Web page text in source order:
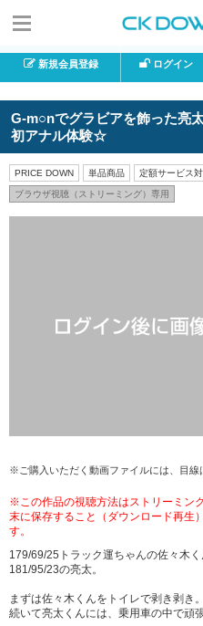
新規会員登録 ログイン
G-m○nでグラビアを飾った亮
初アナル体験☆
PRICE DOWN 単品商品 定額サービス
ブラウザ視聴（ストリーミング）専用
※ご購入いただく動画ファイルには、目線
※この作品の視聴方法はストリーミン
末に保存すること（ダウンロード再生
す。
179/69/25トラック運ちゃんの佐々木
181/95/23の亮太。
まずは佐々木くんをトイレで剥き剥き
続いて亮太くんには、乗用車の中で頑